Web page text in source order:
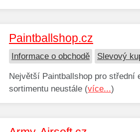
Paintballshop.cz
Informace o obchodě Slevový
Největší Paintballshop pro střední
sortimentu neustále (více...)